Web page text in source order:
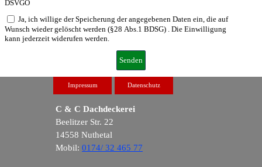
DSVGO
Ja, ich willige der Speicherung der angegebenen Daten ein, die auf
Wunsch wieder gelöscht werden (§28 Abs.1 BDSG) . Die Einwilligung
kann jederzeit widerufen werden.
Impressum Datenschutz
C & C Dachdeckerei
Beelitzer Str. 22
14558 Nuthetal
Mobil: 0174/ 32 465 77